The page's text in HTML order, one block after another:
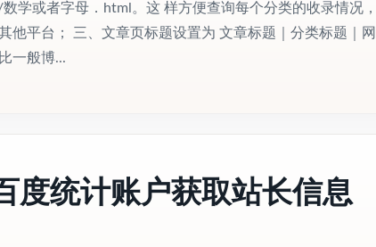
学或者字母．html。这 样方便查询每个分类的收录情况，
他平台； 三、文章页标题设置为 文章标题｜分类标题｜网
一般博...
度统计账户获取站长信息